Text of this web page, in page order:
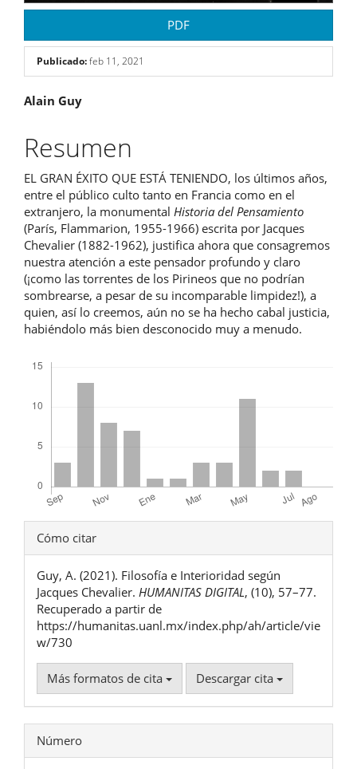
PDF
Publicado:feb 11, 2021
Contenido
principal
del
artículo
Alain Guy
Resumen
EL GRAN ÉXITO QUE ESTÁ TENIENDO, los últimos años,
entre el público culto tanto en Francia como en el
extranjero, la monumental Historia del Pensamiento
(París, Flammarion, 1955-1966) escrita por Jacques
Chevalier (1882-1962), justifica ahora que consagremos
nuestra atención a este pensador profundo y claro
(¡como las torrentes de los Pirineos que no podrían
sombrearse, a pesar de su incomparable limpidez!), a
quien, así lo creemos, aún no se ha hecho cabal justicia,
habiéndolo más bien desconocido muy a menudo.
Detalles
del
artículo
Cómo citar
Guy, A. (2021). Filosofía e Interioridad según
Jacques Chevalier. HUMANITAS DIGITAL, (10), 57–77.
Recuperado a partir de
https://humanitas.uanl.mx/index.php/ah/article/vie
w/730
Más formatos de cita Descargar cita
Número